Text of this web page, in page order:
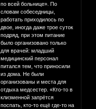
по всей больнице». По
словам собеседницы,
работать приходилось по
двое, иногда даже трое суток
подряд, при этом питание
было организовано только
для врачей: младший
медицинский персонал
питался тем, что приносили
из дома. Не были
организованы и места для
отдыха медсестер. «Кто-то в
клизменной запрётся
поспать, кто-то ещё где-то на